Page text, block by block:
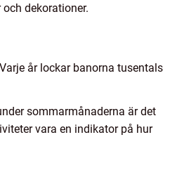
dekorationer.
år lockar banorna tusentals
sommarmånaderna är det
vara en indikator på hur